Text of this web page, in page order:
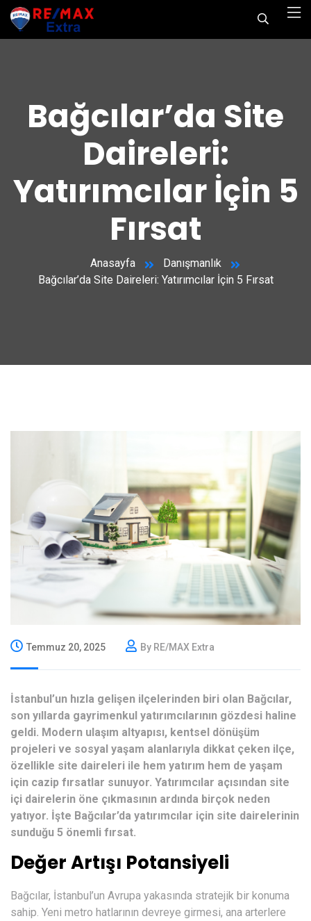
Bağcılar’da Site
Daireleri:
Yatırımcılar İçin 5
Fırsat
Anasayfa
Danışmanlık
Bağcılar’da Site Daireleri: Yatırımcılar İçin 5 Fırsat
Temmuz 20, 2025 By RE/MAX Extra
İstanbul’un hızla gelişen ilçelerinden biri olan Bağcılar,
son yıllarda gayrimenkul yatırımcılarının gözdesi haline
geldi. Modern ulaşım altyapısı, kentsel dönüşüm
projeleri ve sosyal yaşam alanlarıyla dikkat çeken ilçe,
özellikle site daireleri ile hem yatırım hem de yaşam
için cazip fırsatlar sunuyor. Yatırımcılar açısından site
içi dairelerin öne çıkmasının ardında birçok neden
yatıyor. İşte Bağcılar’da yatırımcılar için site dairelerinin
sunduğu 5 önemli fırsat.
Değer Artışı Potansiyeli
Bağcılar, İstanbul’un Avrupa yakasında stratejik bir konuma
sahip. Yeni metro hatlarının devreye girmesi, ana arterlere